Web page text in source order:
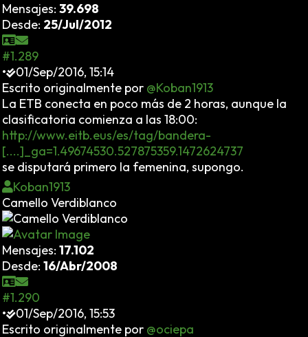
Mensajes: 39.698
Desde: 25/Jul/2012
#1.289
•
01/Sep/2016, 15:14
Escrito originalmente por @Koban1913
La ETB conecta en poco más de 2 horas, aunque la
clasificatoria comienza a las 18:00:
http://www.eitb.eus/es/tag/bandera-
[....]_ga=1.49674530.527875359.1472624737
se disputará primero la femenina, supongo.
Koban1913
Camello Verdiblanco
Mensajes: 17.102
Desde: 16/Abr/2008
#1.290
•
01/Sep/2016, 15:53
Escrito originalmente por @ociepa